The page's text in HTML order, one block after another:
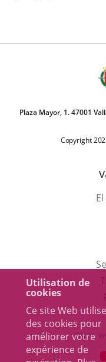
Utilisation de
cookies
Ce site Web utilise
des cookies pour
améliorer votre
expérience de
Plaza Mayor, 1. 47001
Copyright
Otras